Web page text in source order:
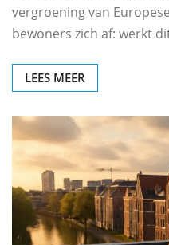
vergroening van
bewoners zich af: werkt
LEES MEER